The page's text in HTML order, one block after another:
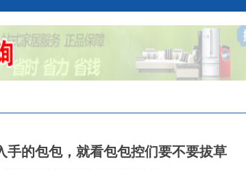
手的包包，就看包包控们要不要拔草